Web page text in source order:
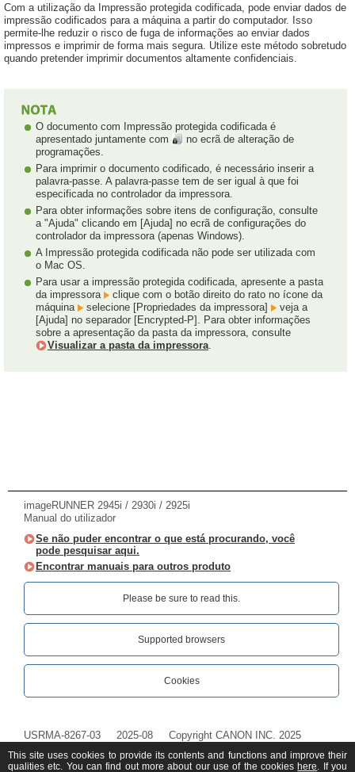
Com a utilização da Impressão protegida codificada, pode enviar dados de
impressão codificados para a máquina a partir do computador. Isso
permite-lhe reduzir o risco de fuga de informações ao enviar dados
impressos e imprimir de forma mais segura. Utilize este método sobretudo
quando pretender imprimir documentos altamente confidenciais.
O documento com Impressão protegida codificada é
apresentado juntamente com
no ecrã de alteração de
programações.
Para imprimir o documento codificado, é necessário inserir a
palavra-passe. A palavra-passe tem de ser igual à que foi
especificada no controlador da impressora.
Para obter informações sobre itens de configuração, consulte
a "Ajuda" clicando em [Ajuda] no ecrã de configurações do
controlador da impressora (apenas Windows).
A Impressão protegida codificada não pode ser utilizada com
o Mac OS.
Para usar a impressão protegida codificada, apresente a pasta
da impressora
clique com o botão direito do rato no ícone da
máquina
selecione [Propriedades da impressora]
veja a
[Ajuda] no separador [Encrypted-P]. Para obter informações
sobre a apresentação da pasta da impressora, consulte
Visualizar a pasta da impressora
imageRUNNER 2945i / 2930i / 2925i
Manual do utilizador
Se não puder encontrar o que está procurando, você
pode pesquisar aqui.
Encontrar manuais para outros produto
Please be sure to read this.‎
Supported browsers
Cookies
USRMA-8267-03 2025-08 Copyright CANON INC. 2025
This site uses cookies to provide its contents and functions and improve their
qualities etc. You can find out more about our use of the cookies here. If you